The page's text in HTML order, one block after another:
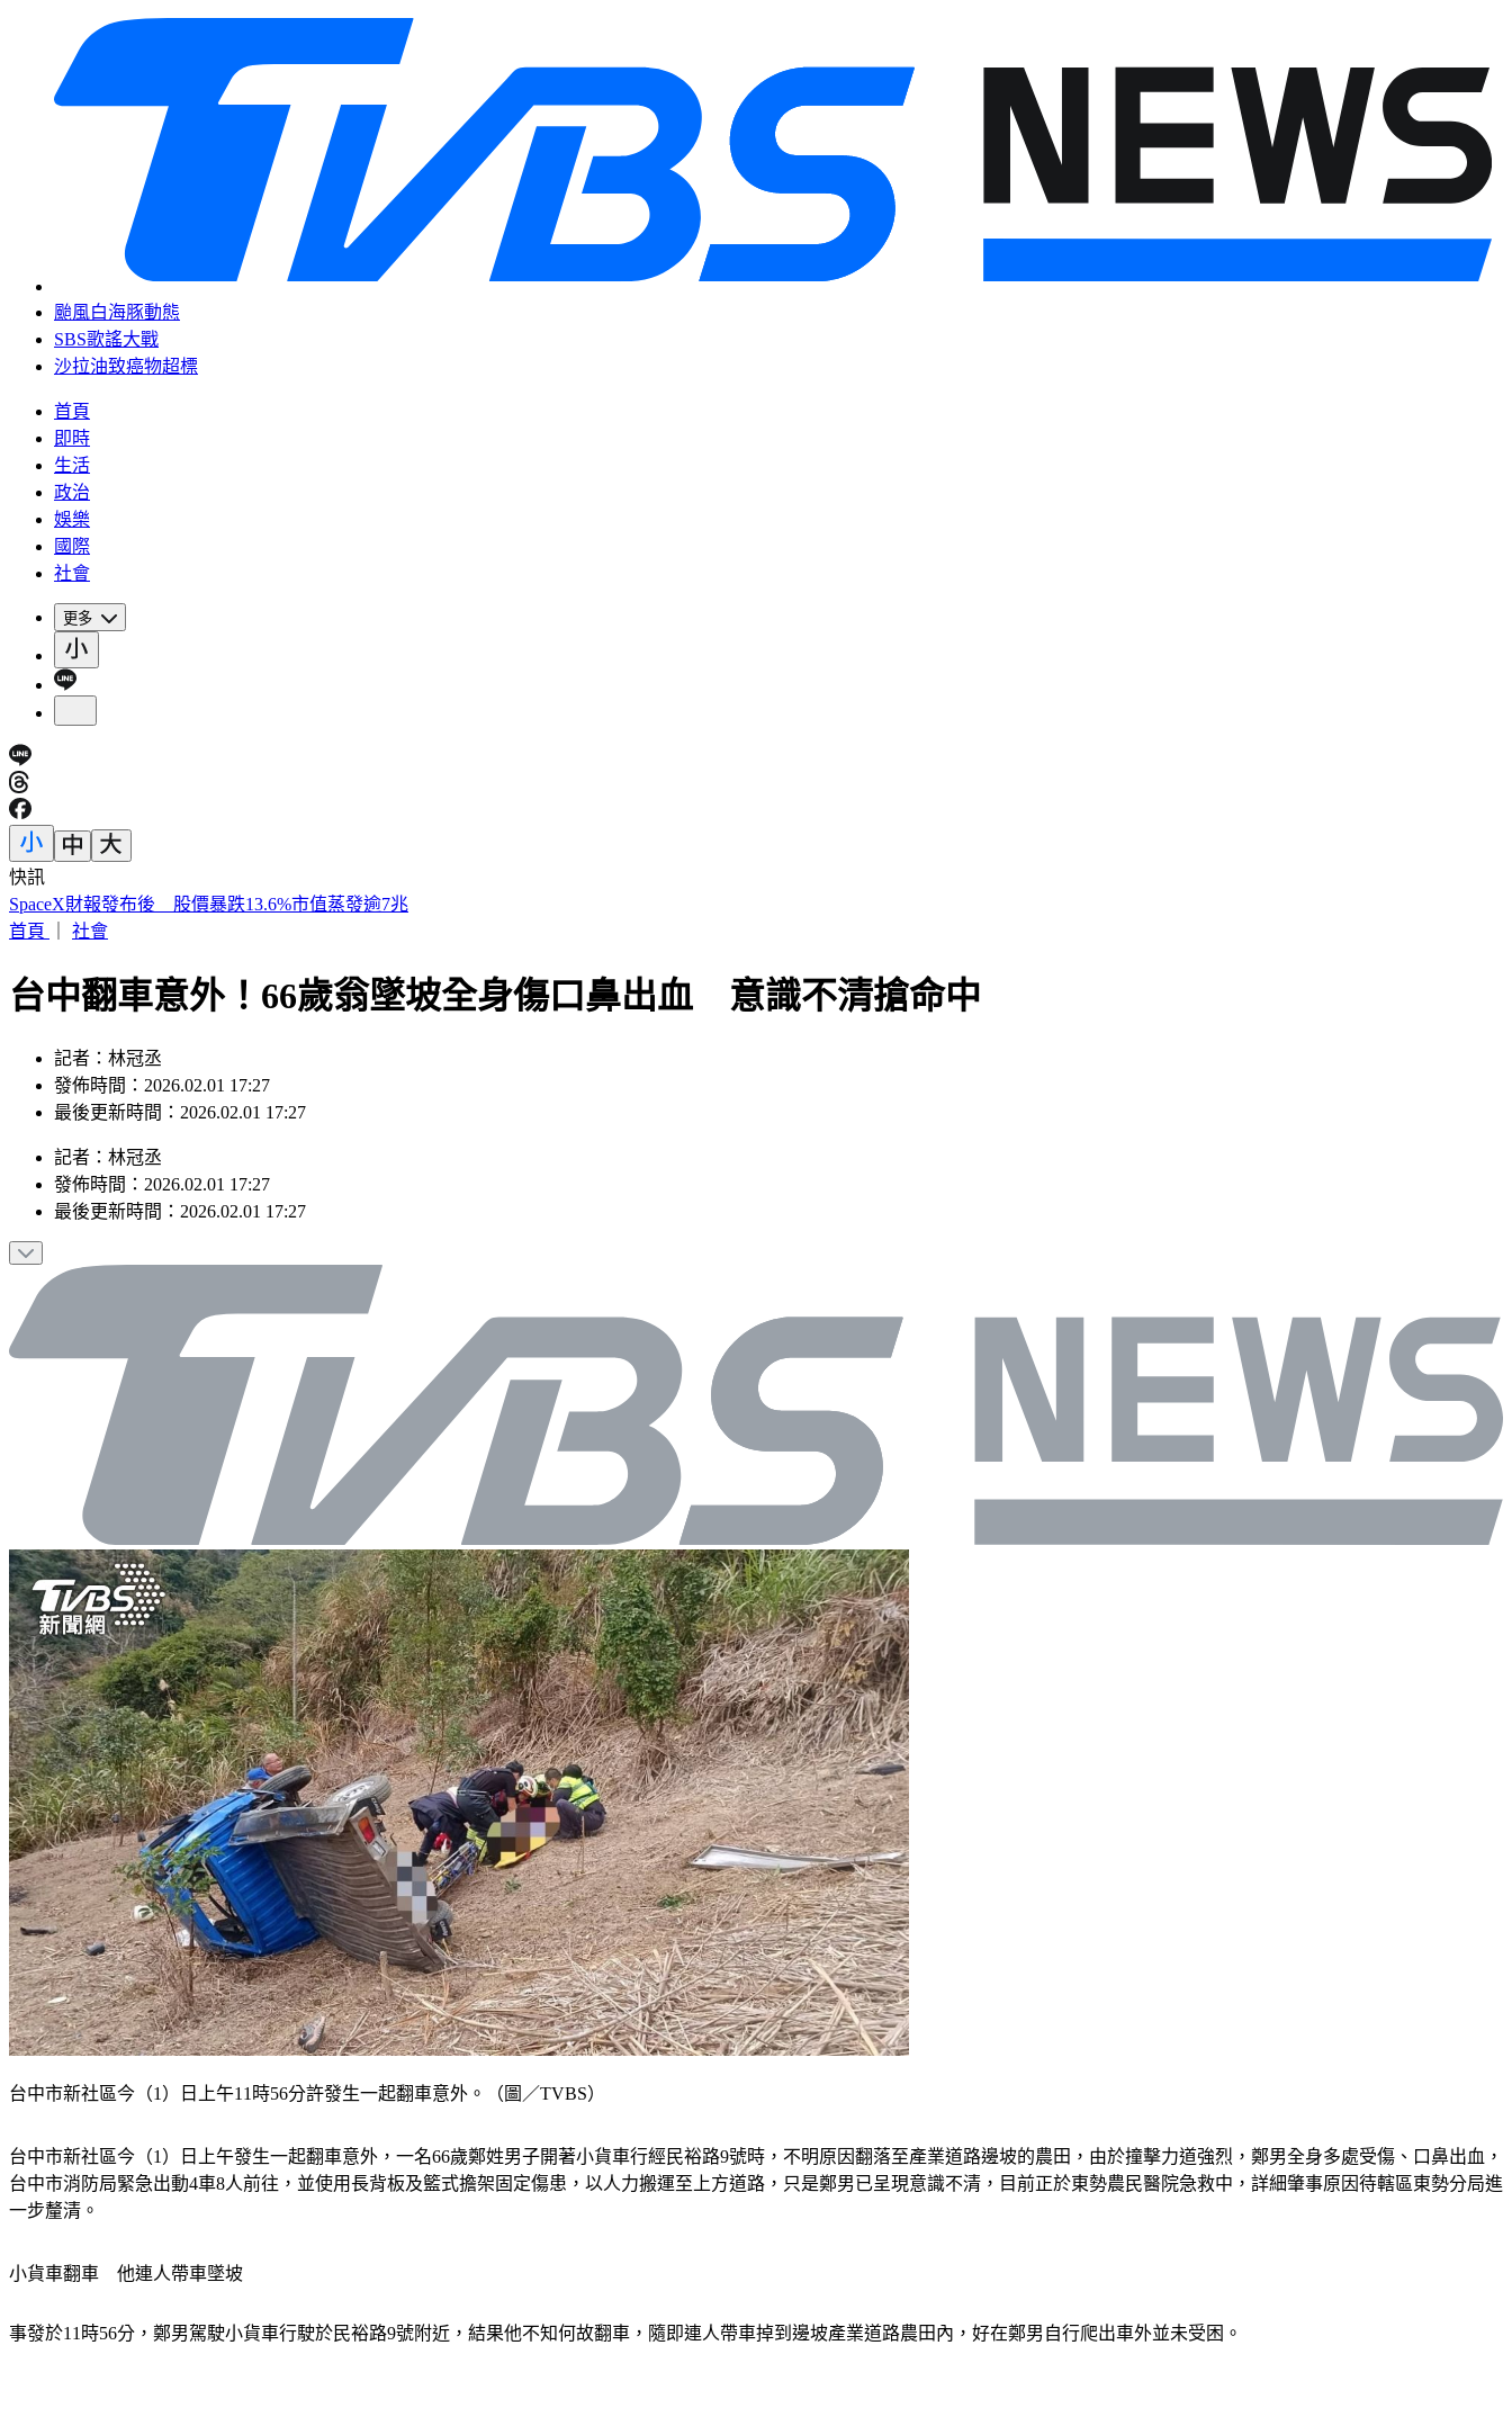
颱風白海豚動態
SBS歌謠大戰
沙拉油致癌物超標
首頁
即時
生活
政治
娛樂
國際
社會
更多
快訊
「颱風假」關鍵曝 白海豚最新路徑出爐
首頁
社會
台中翻車意外！66歲翁墜坡全身傷口鼻出血 意識不清搶命中
記者：林冠丞
發佈時間：2026.02.01 17:27
最後更新時間：2026.02.01 17:27
記者 ： 林冠丞
發佈時間： 2026.02.01 17:27
最後更新時間： 2026.02.01 17:27
台中市新社區今（1）日上午11時56分許發生一起翻車意外。（圖／TVBS）
台中市新社區今（1）日上午發生一起翻車意外，一名66歲鄭姓男子開著小貨車行經民裕路9號時，不明原因翻落至產業道路邊坡的農田，由於撞擊力道強烈，鄭男全身多處受傷、口鼻出血，
台中市消防局緊急出動4車8人前往，並使用長背板及籃式擔架固定傷患，以人力搬運至上方道路，只是鄭男已呈現意識不清，目前正於東勢農民醫院急救中，詳細肇事原因待轄區東勢分局進
一步釐清。
小貨車翻車　他連人帶車墜坡
事發於11時56分，鄭男駕駛小貨車行駛於民裕路9號附近，結果他不知何故翻車，隨即連人帶車掉到邊坡產業道路農田內，好在鄭男自行爬出車外並未受困。